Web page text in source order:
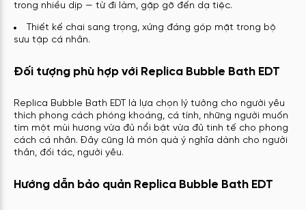
trong nhiều dịp — từ đi làm, gặp gỡ đến dạ tiệc.
Thiết kế chai sang trọng, xứng đáng góp mặt trong bộ
sưu tập cá nhân.
Đối tượng phù hợp với Replica Bubble Bath EDT
Replica Bubble Bath EDT là lựa chọn lý tưởng cho người yêu
thích phong cách phóng khoáng, cá tính, những người muốn
tìm một mùi hương vừa đủ nổi bật vừa đủ tinh tế cho phong
cách cá nhân. Đây cũng là món quà ý nghĩa dành cho người
thân, đối tác, người yêu.
Hướng dẫn bảo quản Replica Bubble Bath EDT